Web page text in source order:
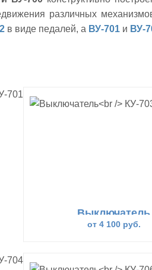
различных
в виде педалей, а ВУ-701 и ВУ-
Выключатель
КУ-703 без груза
от 4 100 руб.